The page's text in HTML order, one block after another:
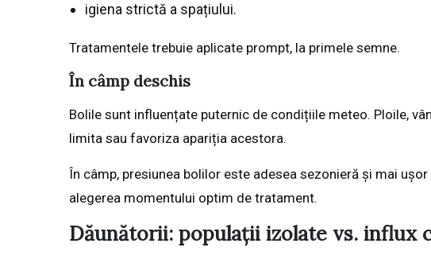
igiena strictă a spațiului.
Tratamentele trebuie aplicate prompt, la primele semne.
În câmp deschis
Bolile sunt influențate puternic de condițiile meteo. Ploile,
limita sau favoriza apariția acestora.
În câmp, presiunea bolilor este adesea sezonieră și mai
alegerea momentului optim de tratament.
Dăunătorii: populații izolate vs. influx